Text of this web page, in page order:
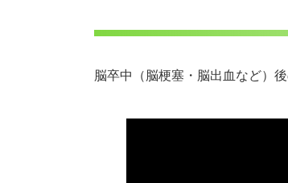
脳卒中（脳梗塞・脳出血など）